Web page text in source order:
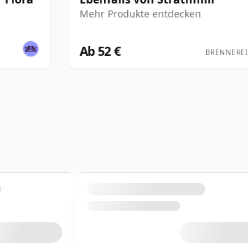
Mehr Produkte entdecken
Ab 52 € BRENNEREI